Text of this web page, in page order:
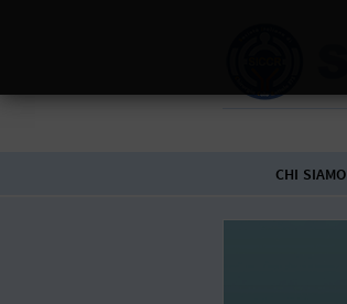
CHI SIAMO